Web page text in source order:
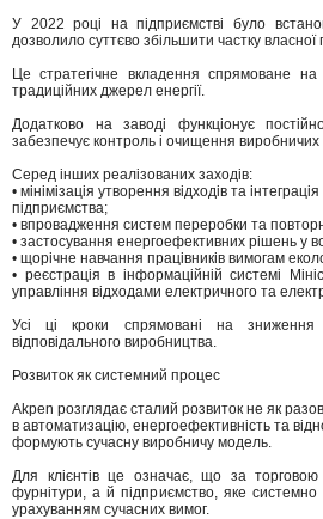
У 2022 році на підприємстві було
дозволило суттєво збільшити частку власної
Це стратегічне вкладення спрямоване
традиційних джерел енергії.
Додатково на заводі функціонує
забезпечує контроль і очищення виробничих
Серед інших реалізованих заходів:
• мінімізація утворення відходів та
підприємства;
• впровадження систем переробки та
• застосування енергоефективних рішень у
• щорічне навчання працівників вимогам
• реєстрація в інформаційній системі
управління відходами електричного та
Усі ці кроки спрямовані на зниження
відповідального виробництва.
Розвиток як системний процес
Akpen розглядає сталий розвиток не як
в автоматизацію, енергоефективність та
формують сучасну виробничу модель.
Для клієнтів це означає, що за
фурнітури, а й підприємство, яке системно
урахуванням сучасних вимог.